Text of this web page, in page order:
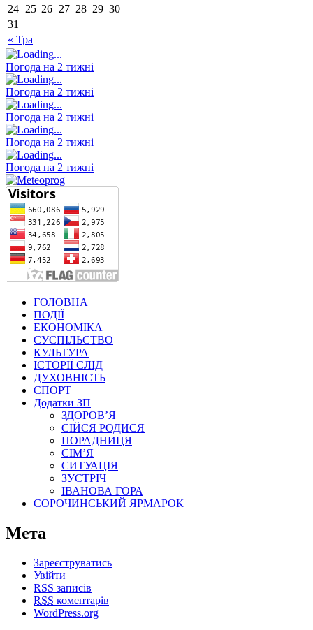
« Тра
24 25 26 27 28 29 30
31
Погода на 2 тижні
Погода на 2 тижні
Погода на 2 тижні
Погода на 2 тижні
Погода на 2 тижні
ГОЛОВНА
ПОДІЇ
ЕКОНОМІКА
СУСПІЛЬСТВО
КУЛЬТУРА
ІСТОРІЇ СЛІД
ДУХОВНІСТЬ
СПОРТ
Додатки ЗП
ЗДОРОВ’Я
СІЙСЯ РОДИСЯ
ПОРАДНИЦЯ
СІМ’Я
СИТУАЦІЯ
ЗУСТРІЧ
ІВАНОВА ГОРА
СОРОЧИНСЬКИЙ ЯРМАРОК
Мета
Зареєструватись
Увійти
RSS записів
RSS коментарів
WordPress.org